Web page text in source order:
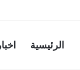
الرئيسية